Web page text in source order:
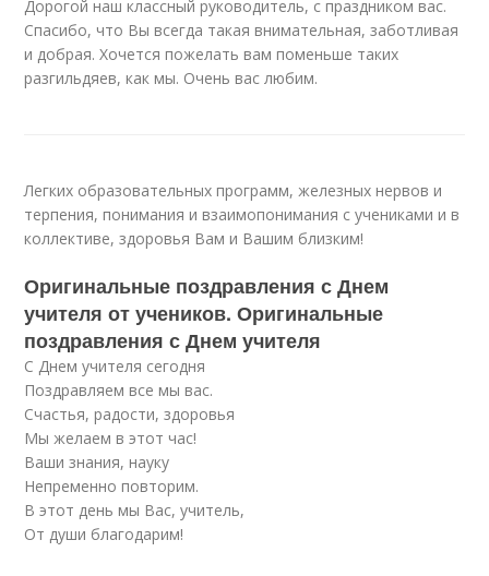
Дорогой наш классный руководитель, с праздником вас.
Спасибо, что Вы всегда такая внимательная, заботливая
и добрая. Хочется пожелать вам поменьше таких
разгильдяев, как мы. Очень вас любим.
Легких образовательных программ, железных нервов и
терпения, понимания и взаимопонимания с учениками и в
коллективе, здоровья Вам и Вашим близким!
Оригинальные поздравления с Днем
учителя от учеников. Оригинальные
поздравления с Днем учителя
С Днем учителя сегодня
Поздравляем все мы вас.
Счастья, радости, здоровья
Мы желаем в этот час!
Ваши знания, науку
Непременно повторим.
В этот день мы Вас, учитель,
От души благодарим!